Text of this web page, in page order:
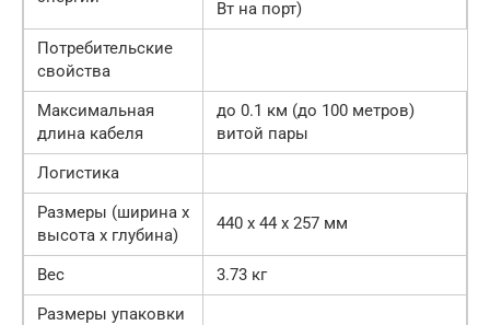
Вт на порт)
Потребительские
свойства
Максимальная
длина кабеля
до 0.1 км (до 100 метров)
витой пары
Логистика
Размеры (ширина x
высота x глубина)
440 x 44 x 257 мм
Вес
3.73 кг
Размеры упаковки